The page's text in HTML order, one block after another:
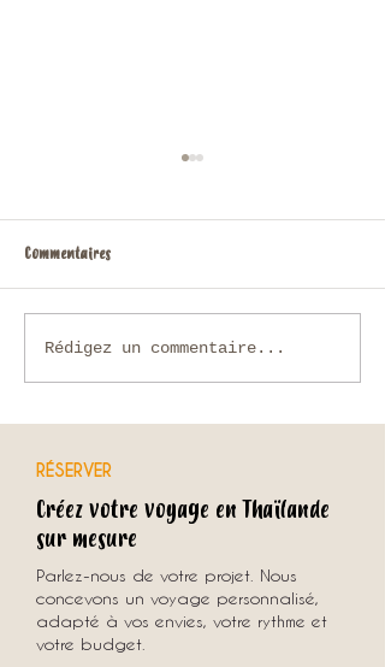
Voyage sur mesure en Thaïlande :
comment organiser un séjour
Commentaires
Rédigez un commentaire...
RÉSERVER
Créez votre voyage en Thaïlande
sur mesure
Parlez-nous de votre projet. Nous
concevons un voyage personnalisé,
adapté à vos envies, votre rythme et
votre budget.